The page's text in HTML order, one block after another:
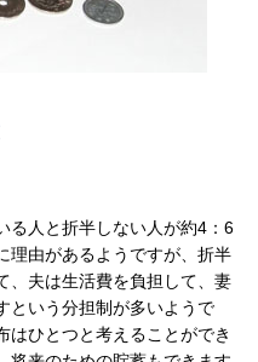
る人と折半しない人が約4：6
理由があるようですが、折半
、夫は生活費を負担して、妻
という分担制が多いようで
はひとつと考えることができ